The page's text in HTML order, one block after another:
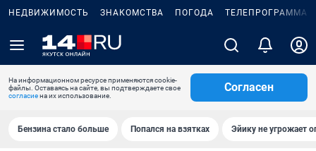
НЕДВИЖИМОСТЬ ЗНАКОМСТВА ПОГОДА ТЕЛЕПРОГРАММА
На информационном ресурсе применяются cookie-
файлы. Оставаясь на сайте, вы подтверждаете свое
согласиена их использование.
Согласен
Бензина стало больше Попался на взятках Эйику не угрожает